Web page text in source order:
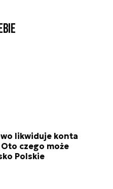
likwiduje konta
czego może
Polskie